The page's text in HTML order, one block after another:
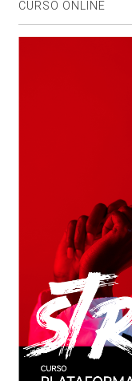
CURSO ONLINE